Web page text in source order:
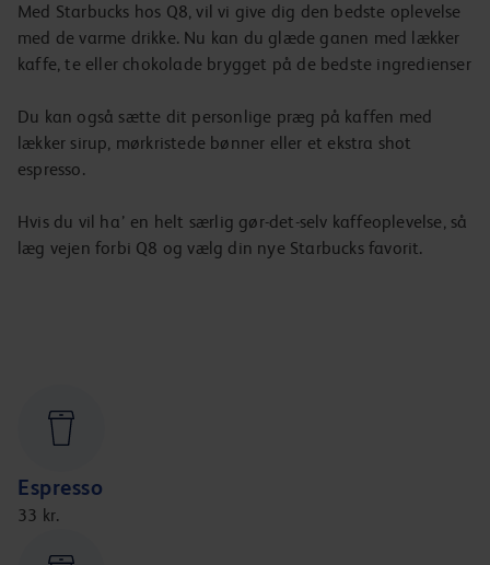
Med Starbucks hos Q8, vil vi give dig den bedste oplevelse
med de varme drikke. Nu kan du glæde ganen med lækker
kaffe, te eller chokolade brygget på de bedste ingredienser
Du kan også sætte dit personlige præg på kaffen med
lækker sirup, mørkristede bønner eller et ekstra shot
espresso.
Hvis du vil ha’ en helt særlig gør-det-selv kaffeoplevelse, så
læg vejen forbi Q8 og vælg din nye Starbucks favorit.
Espresso
33 kr.